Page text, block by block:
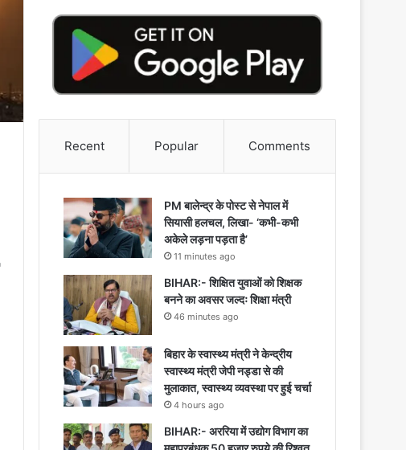
Recent Popular Comments
PM बालेन्द्र के पोस्ट से नेपाल में
सियासी हलचल, लिखा- ‘कभी-कभी
अकेले लड़ना पड़ता है’
11 minutes ago
BIHAR:- शिक्षित युवाओं को शिक्षक
बनने का अवसर जल्दः शिक्षा मंत्री
46 minutes ago
बिहार के स्वास्थ्य मंत्री ने केन्द्रीय
स्वास्थ्य मंत्री जेपी नड्डा से की
मुलाकात, स्वास्थ्य व्यवस्था पर हुई चर्चा
4 hours ago
BIHAR:- अररिया में उद्योग विभाग का